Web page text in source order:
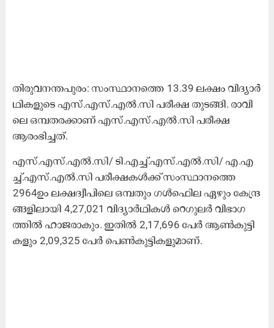
തി​രു​വ​ന​ന്ത​പു​രം: സം​സ്ഥാ​ന​ത്തെ 13.39 ല​ക്ഷം വി​ദ്യാ​ർ​
ഥി​ക​ളുടെ എസ്.എസ്.എൽ.സി പരീക്ഷ തുടങ്ങി. രാ​വി​
ലെ ഒ​മ്പ​ത​രക്കാണ് എ​സ്.​എ​സ്.​എ​ൽ.​സി പ​രീ​ക്ഷ
ആരംഭിച്ചത്.
എ​സ്.​എ​സ്.​എ​ല്‍.​സി/​ ടി.​എ​ച്ച്.​എ​സ്.​എ​ല്‍.​സി/ എ.​എ​
ച്ച്.​എ​സ്.​എ​ല്‍.​സി പ​രീ​ക്ഷ​ക​ൾ​ക്ക് സം​സ്ഥാ​ന​ത്തെ
2964ഉം ​ല​ക്ഷ​ദ്വീ​പി​ലെ ഒ​മ്പ​തും ഗ​ള്‍ഫിെ​ല ഏ​ഴും കേ​ന്ദ്ര​
ങ്ങ​ളി​ലാ​യി 4,27,021 വി​ദ്യാ​ർ​ഥി​ക​ള്‍ റെ​ഗു​ല​ര്‍ വി​ഭാ​ഗ​
ത്തി​ല്‍ ഹാ​ജ​രാ​കും. ഇ​തി​ൽ 2,17,696 പേ​ർ ആ​ൺ​കു​ട്ടി​
ക​ളും 2,09,325 പേ​ർ പെ​ൺ​കു​ട്ടി​ക​ളു​മാ​ണ്.